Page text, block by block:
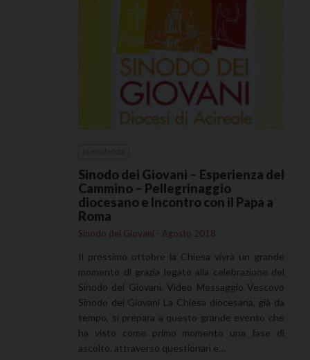
Sinodo dei Giovani – Esperienza del
Cammino – Pellegrinaggio
diocesano e Incontro con il Papa a
Roma
Sinodo dei Giovani - Agosto 2018
Il prossimo ottobre la Chiesa vivrà un grande
momento di grazia legato alla celebrazione del
Sinodo dei Giovani. Video Messaggio Vescovo
Sinodo dei Giovani La Chiesa diocesana, già da
tempo, si prepara a questo grande evento che
ha visto come primo momento una fase di
ascolto, attraverso questionari e…